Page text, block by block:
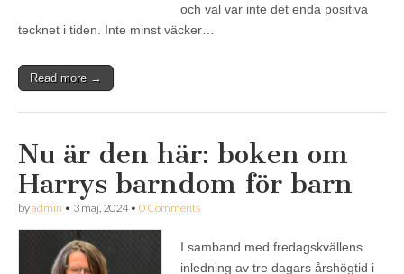
och val var inte det enda positiva
tecknet i tiden. Inte minst väcker…
Read more →
Nu är den här: boken om
Harrys barndom för barn
byadmin • 3 maj, 2024• 0 Comments
I samband med fredagskvällens
inledning av tre dagars årshögtid i